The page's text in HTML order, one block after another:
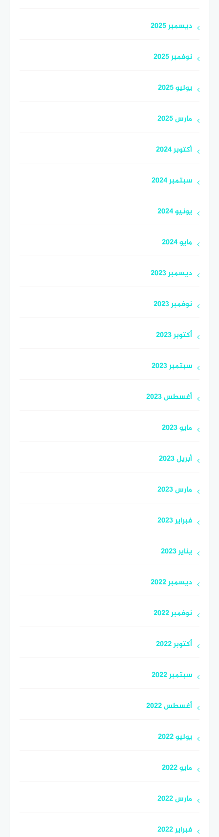
ديسمبر 2025
نوفمبر 2025
يوليو 2025
مارس 2025
أكتوبر 2024
سبتمبر 2024
يونيو 2024
مايو 2024
ديسمبر 2023
نوفمبر 2023
أكتوبر 2023
سبتمبر 2023
أغسطس 2023
مايو 2023
أبريل 2023
مارس 2023
فبراير 2023
يناير 2023
ديسمبر 2022
نوفمبر 2022
أكتوبر 2022
سبتمبر 2022
أغسطس 2022
يوليو 2022
مايو 2022
مارس 2022
فبراير 2022